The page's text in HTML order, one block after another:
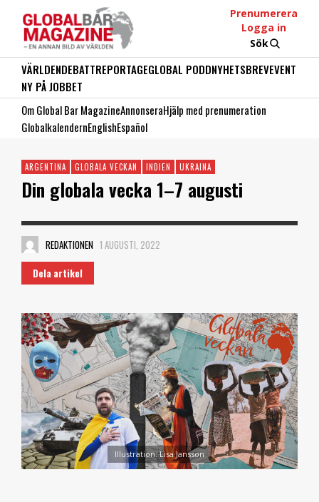
Prenumerera
Logga in
Sök
VÄRLDENDEBATTREPORTAGEGLOBAL PODDNYHETSBREVEVENT
NY PÅ JOBBET
Om Global Bar MagazineAnnonseraHjälp med prenumeration
GlobalkalendernEnglishEspañol
ARGENTINA GLOBALA VECKAN INDIEN UKRAINA
Din globala vecka 1–7 augusti
REDAKTIONEN 1 AUGUSTI, 2022
Dela artikel
Illustration: Lisa Jansson